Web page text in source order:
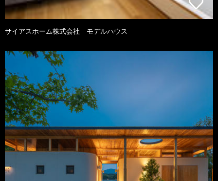
サイアスホーム株式会社 モデルハウス